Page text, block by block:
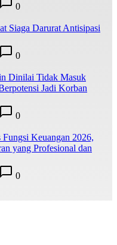
0
Siaga Darurat Antisipasi
0
Dinilai Tidak Masuk
Jadi Korban
0
Keuangan 2026,
yang Profesional dan
0